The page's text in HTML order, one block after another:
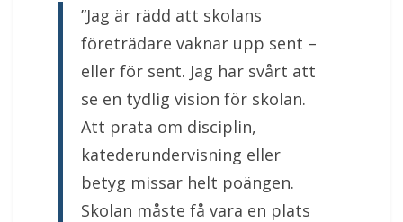
”Jag är rädd att skolans
företrädare vaknar upp sent –
eller för sent. Jag har svårt att
se en tydlig vision för skolan.
Att prata om disciplin,
katederundervisning eller
betyg missar helt poängen.
Skolan måste få vara en plats